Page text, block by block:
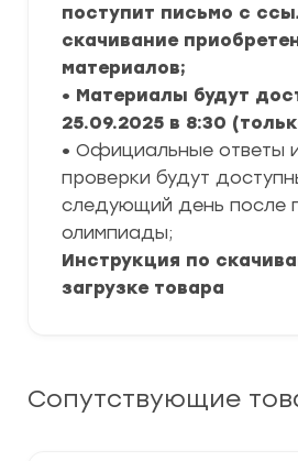
поступит письмо с
скачивание
материалов;
• Материалы будут
25.09.2025 в 8:30
• Официальные ответы
проверки будут
следующий день после
олимпиады;
Инструкция по
загрузке товара
Сопутствующие